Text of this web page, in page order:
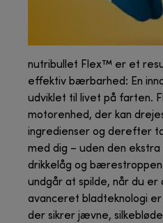
nutribullet Flex™ er et
effektiv bærbarhed: En
udviklet til livet på farten.
motorenhed, der kan
ingredienser og derefter
med dig – uden den
drikkelåg og
undgår at spilde, når du er
avanceret bladteknologi
der sikrer jævne,